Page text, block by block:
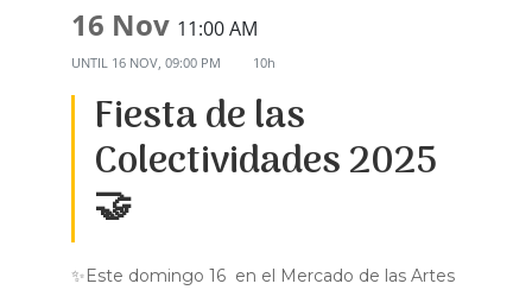
16 Nov 11:00 AM
UNTIL 16 NOV, 09:00 PM 10h
Fiesta de las
Colectividades 2025
🤝
✨Este domingo 16 en el Mercado de las Artes